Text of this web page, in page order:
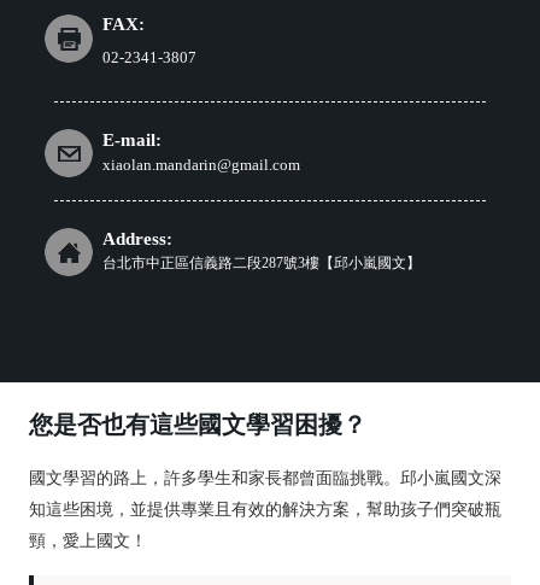
FAX:
02-2341-3807
E-mail:
xiaolan.mandarin@gmail.com
Address:
台北市中正區信義路二段287號3樓【邱小嵐國文】
您是否也有這些國文學習困擾？
國文學習的路上，許多學生和家長都曾面臨挑戰。邱小嵐國文深
知這些困境，並提供專業且有效的解決方案，幫助孩子們突破瓶
頸，愛上國文！